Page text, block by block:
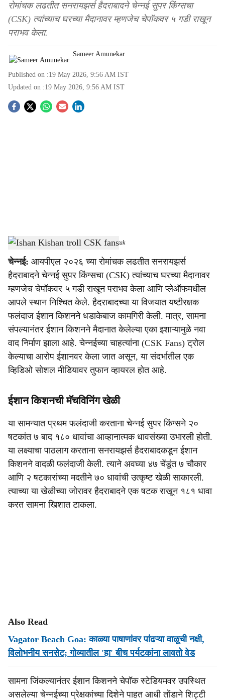
रोमांचक लढतीत सनरायझर्स हैदराबादने चेन्नई सुपर किंग्सचा
(CSK) त्यांच्याच घरच्या मैदानावर म्हणजेच चेपॉकवर ५ गडी राखून
पराभव केला.
Sameer Amunekar
Published on :19 May 2026, 9:56 AM IST
Updated on :19 May 2026, 9:56 AM IST
S
a
r
e
Ishan Kishan troll CSK fans- Dainik Gomantak
चेन्नई: आयपीएल २०२६ च्या रोमांचक लढतीत सनरायझर्स
हैदराबादने चेन्नई सुपर किंग्सचा (CSK) त्यांच्याच घरच्या मैदानावर
म्हणजेच चेपॉकवर ५ गडी राखून पराभव केला आणि प्लेऑफमधील
आपले स्थान निश्चित केले. हैदराबादच्या या विजयात यष्टीरक्षक
फलंदाज ईशान किशनने धडाकेबाज कामगिरी केली. मात्र, सामना
संपल्यानंतर ईशान किशनने मैदानात केलेल्या एका इशाऱ्यामुळे नवा
वाद निर्माण झाला आहे. चेन्नईच्या चाहत्यांना (CSK Fans) ट्रोल
केल्याचा आरोप ईशानवर केला जात असून, या संदर्भातील एक
व्हिडिओ सोशल मीडियावर तुफान व्हायरल होत आहे.
ईशान किशनची मॅचविनिंग खेळी
या सामन्यात प्रथम फलंदाजी करताना चेन्नई सुपर किंग्सने २०
षटकांत ७ बाद १८० धावांचा आव्हानात्मक धावसंख्या उभारली होती.
या लक्ष्याचा पाठलाग करताना सनरायझर्स हैदराबादकडून ईशान
किशनने वादळी फलंदाजी केली. त्याने अवघ्या ४७ चेंडूंत ७ चौकार
आणि २ षटकारांच्या मदतीने ७० धावांची उत्कृष्ट खेळी साकारली.
त्याच्या या खेळीच्या जोरावर हैदराबादने एक षटक राखून १८१ धावा
करत सामना खिशात टाकला.
Also Read
Vagator Beach Goa: काळ्या पाषाणांवर पांढऱ्या वाळूची नक्षी,
विलोभनीय सनसेट; गोव्यातील 'हा' बीच पर्यटकांना लावतो वेड
सामना जिंकल्यानंतर ईशान किशनने चेपॉक स्टेडियमवर उपस्थित
असलेल्या चेन्नईच्या प्रेक्षकांच्या दिशेने पाहत आधी तोंडाने शिट्टी